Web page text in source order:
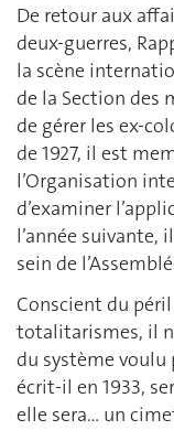
De retour aux
deux-guerres,
la scène
de la Section des
de gérer les ex-
de 1927, il est
l’Organisation
d’examiner
l’année suivante,
sein de
Conscient du
totalitarismes, il
du système voulu
écrit-il en 1933,
elle sera… un